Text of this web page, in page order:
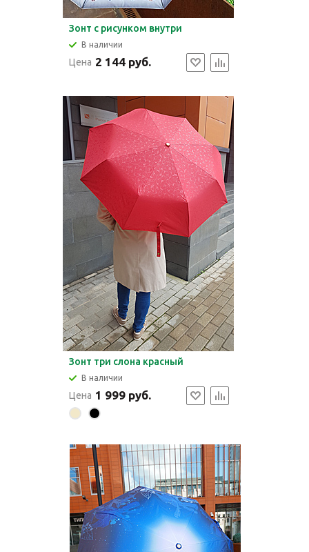
Зонт c рисунком внутри
В наличии
Цена 2 144 руб.
Зонт три слона красный
В наличии
Цена 1 999 руб.